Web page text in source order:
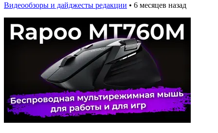
Видеообзоры и дайджесты редакции • 6 месяцев назад